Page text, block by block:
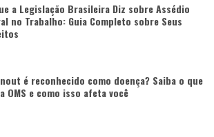
a Legislação Brasileira Diz sobre Assédio
no Trabalho: Guia Completo sobre Seus
é reconhecido como doença? Saiba o que
OMS e como isso afeta você